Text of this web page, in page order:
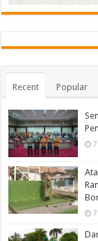
Recent Popular